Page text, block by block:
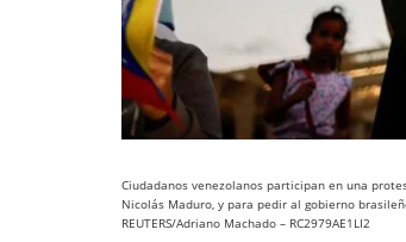
Ciudadanos venezolanos participan en una
Nicolás Maduro, y para pedir al gobierno
REUTERS/Adriano Machado – RC2979AE1LI2